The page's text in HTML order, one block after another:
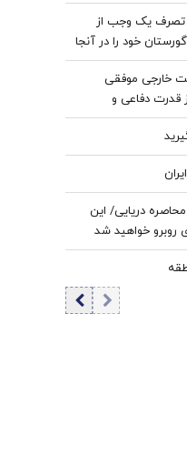
تصرف یک وجب از
خود را در آنجا
امکان‌پذیر نیست
خارجی موفقی
قدرت دفاعی و
نفع دیگری
دریایی/ این